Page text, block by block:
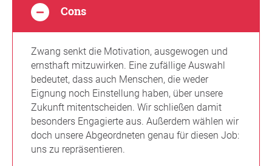
Cons
Zwang senkt die Motivation, ausgewogen und
ernsthaft mitzuwirken. Eine zufällige Auswahl
bedeutet, dass auch Menschen, die weder
Eignung noch Einstellung haben, über unsere
Zukunft mitentscheiden. Wir schließen damit
besonders Engagierte aus. Außerdem wählen wir
doch unsere Abgeordneten genau für diesen Job:
uns zu repräsentieren.